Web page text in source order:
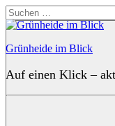
Zum
Inhalt
Grünheide im Blick
Auf einen Klick –
Suchen
nach: